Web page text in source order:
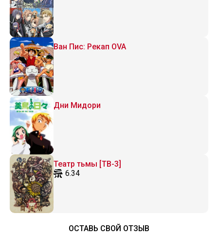
Ван Пис: Рекап OVA
Дни Мидори
Театр тьмы [ТВ-3]
6.34
ОСТАВЬ СВОЙ ОТЗЫВ